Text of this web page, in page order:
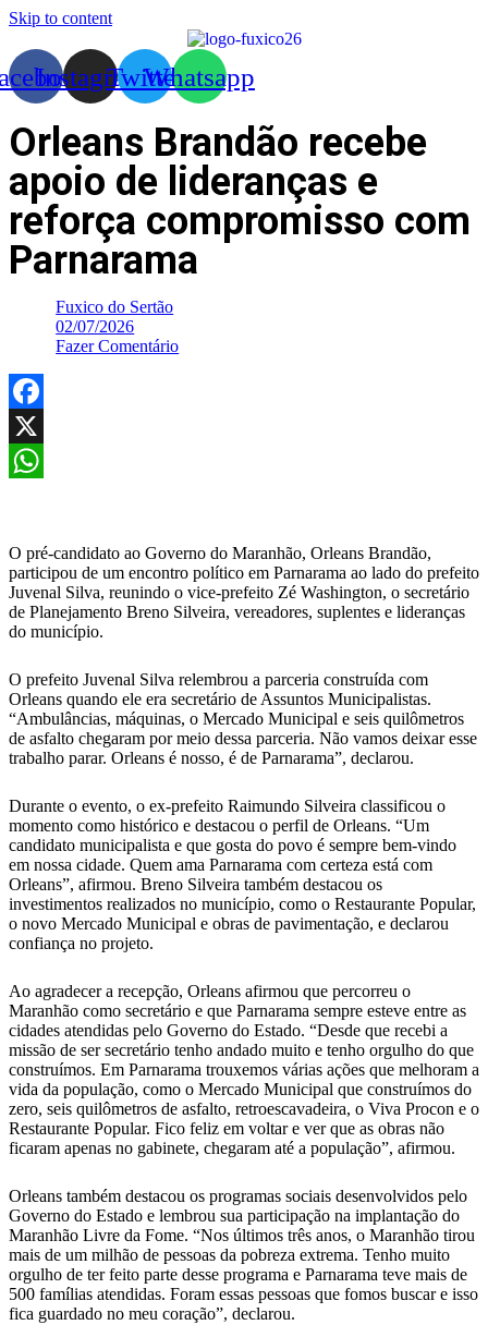
Skip to content
InstagramTwitterWhatsapp
Orleans Brandão recebe
apoio de lideranças e
reforça compromisso com
Parnarama
Fuxico do Sertão
02/07/2026
Fazer Comentário
Facebook
X
O pré-candidato ao Governo do Maranhão, Orleans Brandão,
participou de um encontro político em Parnarama ao lado do prefeito
Juvenal Silva, reunindo o vice-prefeito Zé Washington, o secretário
de Planejamento Breno Silveira, vereadores, suplentes e lideranças
do município.
O prefeito Juvenal Silva relembrou a parceria construída com
Orleans quando ele era secretário de Assuntos Municipalistas.
“Ambulâncias, máquinas, o Mercado Municipal e seis quilômetros
de asfalto chegaram por meio dessa parceria. Não vamos deixar esse
trabalho parar. Orleans é nosso, é de Parnarama”, declarou.
Durante o evento, o ex-prefeito Raimundo Silveira classificou o
momento como histórico e destacou o perfil de Orleans. “Um
candidato municipalista e que gosta do povo é sempre bem-vindo
em nossa cidade. Quem ama Parnarama com certeza está com
Orleans”, afirmou. Breno Silveira também destacou os
investimentos realizados no município, como o Restaurante Popular,
o novo Mercado Municipal e obras de pavimentação, e declarou
confiança no projeto.
Ao agradecer a recepção, Orleans afirmou que percorreu o
Maranhão como secretário e que Parnarama sempre esteve entre as
cidades atendidas pelo Governo do Estado. “Desde que recebi a
missão de ser secretário tenho andado muito e tenho orgulho do que
construímos. Em Parnarama trouxemos várias ações que melhoram a
vida da população, como o Mercado Municipal que construímos do
zero, seis quilômetros de asfalto, retroescavadeira, o Viva Procon e o
Restaurante Popular. Fico feliz em voltar e ver que as obras não
ficaram apenas no gabinete, chegaram até a população”, afirmou.
Orleans também destacou os programas sociais desenvolvidos pelo
Governo do Estado e lembrou sua participação na implantação do
Maranhão Livre da Fome. “Nos últimos três anos, o Maranhão tirou
mais de um milhão de pessoas da pobreza extrema. Tenho muito
orgulho de ter feito parte desse programa e Parnarama teve mais de
500 famílias atendidas. Foram essas pessoas que fomos buscar e isso
fica guardado no meu coração”, declarou.